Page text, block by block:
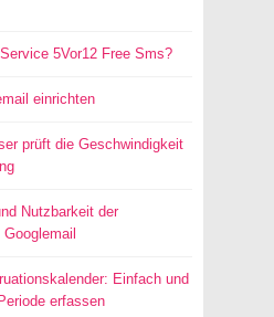
5Vor12 Free Sms?
einrichten
prüft die Geschwindigkeit
Nutzbarkeit der
Einfach und
erfassen